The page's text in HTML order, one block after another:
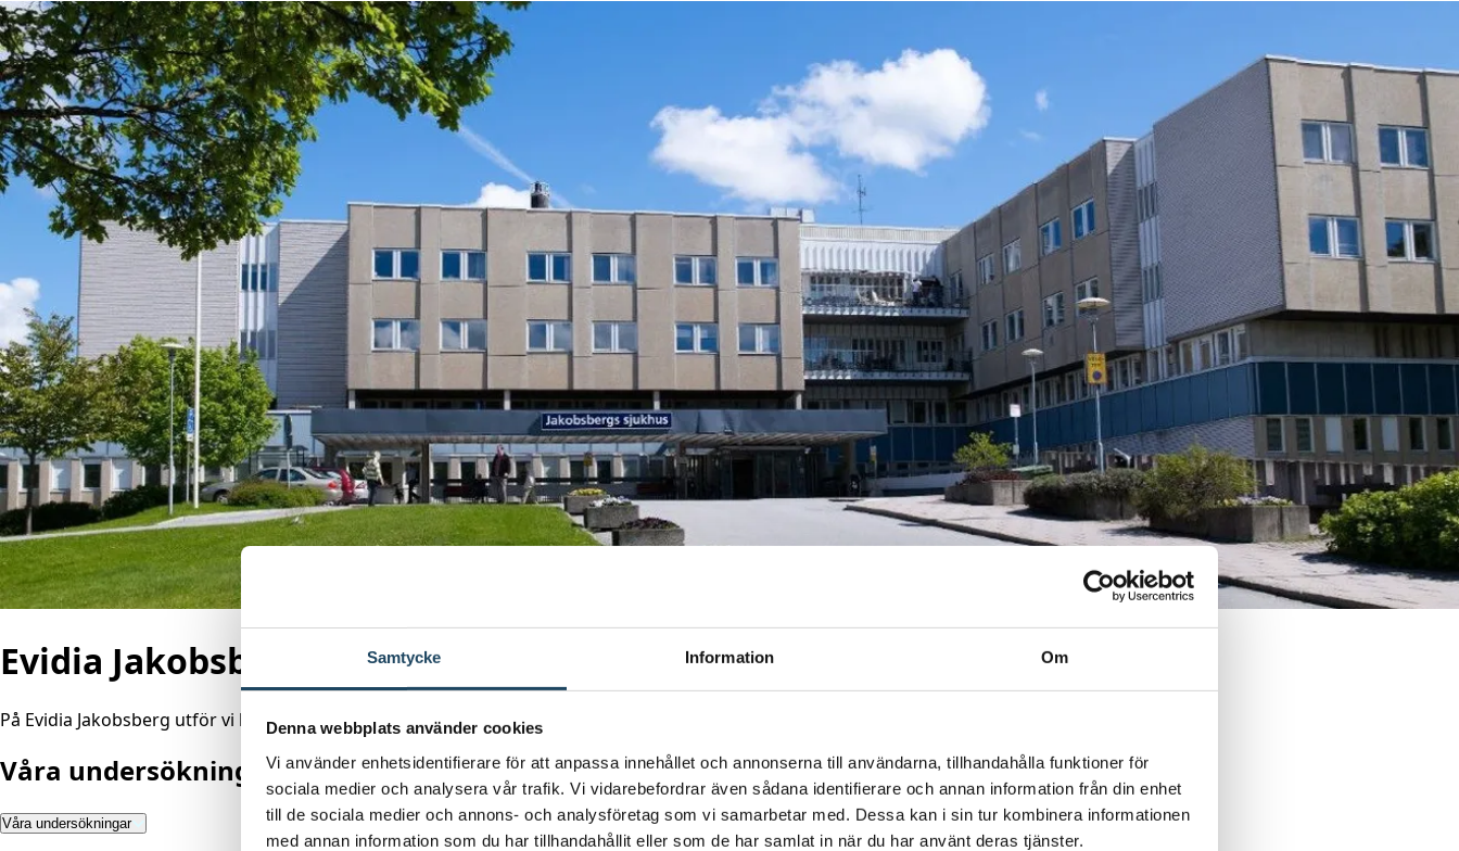
Samtycke Information Om
Denna webbplats använder cookies
Vi använder enhetsidentifierare för att anpassa innehållet och annonserna till användarna, tillhandahålla funktioner för
sociala medier och analysera vår trafik. Vi vidarebefordrar även sådana identifierare och annan information från din enhet
till de sociala medier och annons- och analysföretag som vi samarbetar med. Dessa kan i sin tur kombinera informationen
med annan information som du har tillhandahållit eller som de har samlat in när du har använt deras tjänster.
Evidia Rosenlund Röntgen
Evidia Sabbatsberg Röntgen
Evidia Sabbatsberg Mammografi
Evidia Samariterhemmet Mammografi
Evidia Skärholmen Röntgen
Evidia Sundsvall Röntgen
Evidia Täby Röntgen
Evidia Umeå Röntgen
Evidia Uppsala vid Elisabethsjukhuset
Evidia Vällingby Röntgen
Evidia Jakobsberg Röntgen
På Evidia Jakobsberg utför vi konventionell röntgen (till exempel skelett- och lungröntgen) och ultraljud (ej foster).
Våra undersökningar
Våra undersökningar